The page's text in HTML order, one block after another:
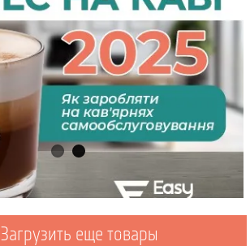
Загрузить еще товары